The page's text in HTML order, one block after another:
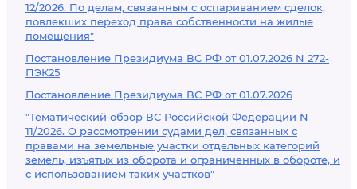
12/2026. По делам, связанным с оспариванием сделок,
повлекших переход права собственности на жилые
помещения"
Постановление Президиума ВС РФ от 01.07.2026 N 272-
ПЭК25
Постановление Президиума ВС РФ от 01.07.2026
"Тематический обзор ВС Российской Федерации N
11/2026. О рассмотрении судами дел, связанных с
правами на земельные участки отдельных категорий
земель, изъятых из оборота и ограниченных в обороте, и
с использованием таких участков"